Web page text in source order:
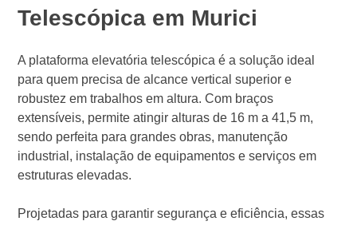
Telescópica em Murici
A plataforma elevatória telescópica é a solução ideal
para quem precisa de alcance vertical superior e
robustez em trabalhos em altura. Com braços
extensíveis, permite atingir alturas de 16 m a 41,5 m,
sendo perfeita para grandes obras, manutenção
industrial, instalação de equipamentos e serviços em
estruturas elevadas.
Projetadas para garantir segurança e eficiência, essas